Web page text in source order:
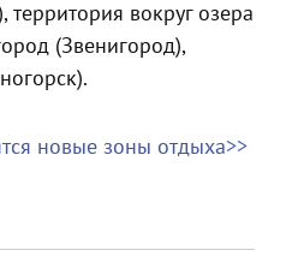
вокруг озера
(Звенигород),
новые зоны отдыха>>